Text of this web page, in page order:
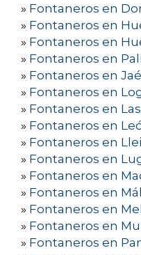
» Fontaneros en
» Fontaneros en
» Fontaneros en
» Fontaneros en
» Fontaneros en
» Fontaneros en
» Fontaneros en
» Fontaneros en
» Fontaneros en
» Fontaneros en
» Fontaneros en
» Fontaneros en
» Fontaneros en
» Fontaneros en
» Fontaneros en